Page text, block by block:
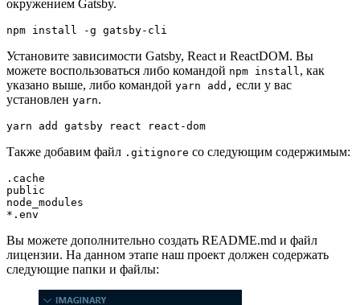
окружением Gatsby.
npm install -g gatsby-cli
Установите зависимости Gatsby, React и ReactDOM. Вы
можете воспользоваться либо командой npm install , как
указано выше, либо командой yarn add, если у вас
установлен yarn.
yarn add gatsby react react-dom
Также добавим файл .gitignore со следующим содержимым:
.cache
public
node_modules
*.env
Вы можете дополнительно создать README.md и файл
лицензии. На данном этапе наш проект должен содержать
следующие папки и файлы: